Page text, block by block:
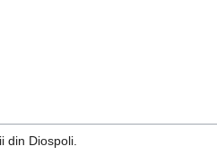
din Diospoli.